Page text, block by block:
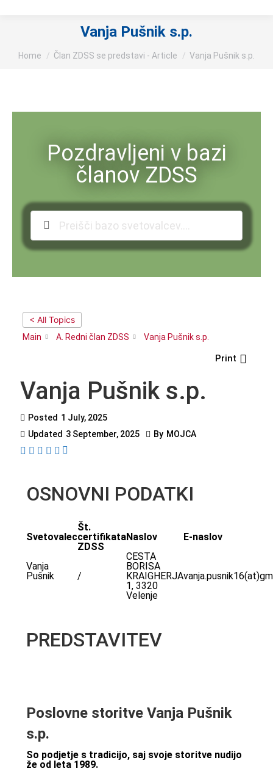
Vanja Pušnik s.p.
You are here:
Home Član ZDSS se predstavi - Article Vanja Pušnik s.p.
Pozdravljeni v bazi
članov ZDSS
< All Topics
Main A. Redni član ZDSS Vanja Pušnik s.p.
Print
Vanja Pušnik s.p.
Posted 1 July, 2025
Updated 3 September, 2025 By MOJCA
OSNOVNI PODATKI
Svetovalec
Št.
certifikata
ZDSS
Naslov E-naslov
Vanja
Pušnik
/
CESTA
BORISA
KRAIGHERJA
1, 3320
Velenje
PREDSTAVITEV
Poslovne storitve Vanja Pušnik
s.p.
So podjetje s tradicijo, saj svoje storitve nudijo
že od leta 1989.